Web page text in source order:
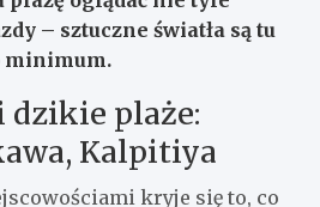
– sztuczne światła są tu
minimum.
dzikie plaże:
Kalpitiya
kryje się to, co